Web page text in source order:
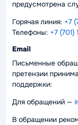
предусмотрена
Горячая линия: +7
Телефоны: +7 (701)
Email
Письменные
претензии
поддержки:
Для обращений —
В обращении